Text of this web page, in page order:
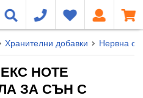
Хранителни добавки Нервна
НОТЕ
ЗА СЪН С